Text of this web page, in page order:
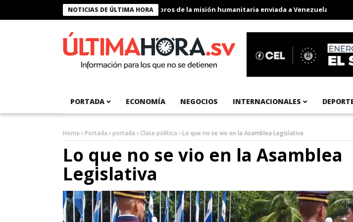
NOTICIAS DE ÚLTIMA HORA
Bukele condecora a miembros de la misión humanitaria enviada a Venezuela Aeropuerto
PORTADA ECONOMÍA NEGOCIOS INTERNACIONALES
Home Portada portada Clase política Lo que no se vio en la Asamblea Legislativa
Lo que no se vio en la Asamblea
Legislativa